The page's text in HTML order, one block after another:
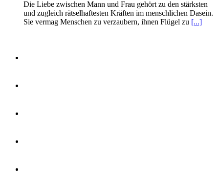
Die Liebe zwischen Mann und Frau gehört zu den stärksten
und zugleich rätselhaftesten Kräften im menschlichen Dasein.
Sie vermag Menschen zu verzaubern, ihnen Flügel zu [...]